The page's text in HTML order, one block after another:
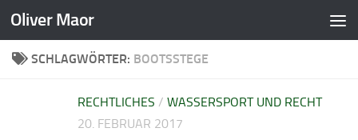
Zum Inhalt springen
Oliver Maor
SCHLAGWÖRTER: BOOTSSTEGE
RECHTLICHES / WASSERSPORT UND RECHT
20. FEBRUAR 2017